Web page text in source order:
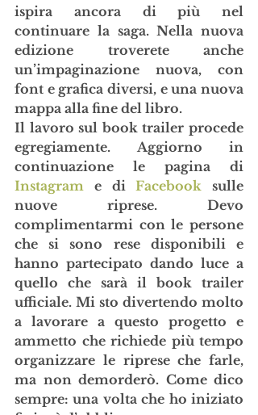
ispira ancora di più nel
continuare la saga. Nella nuova
edizione troverete anche
un’impaginazione nuova, con
font e grafica diversi, e una nuova
mappa alla fine del libro.
Il lavoro sul book trailer procede
egregiamente. Aggiorno in
Instagram e di Facebook sulle
nuove riprese. Devo
complimentarmi con le persone
che si sono rese disponibili e
hanno partecipato dando luce a
quello che sarà il book trailer
ufficiale. Mi sto divertendo molto
a lavorare a questo progetto e
ammetto che richiede più tempo
organizzare le riprese che farle,
ma non demorderò. Come dico
sempre: una volta che ho iniziato